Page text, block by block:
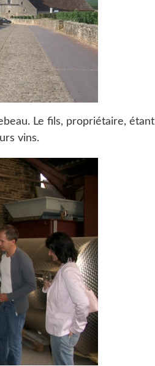
Le fils, propriétaire, étant
vins.